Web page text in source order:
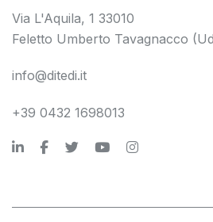
Via L'Aquila, 1 33010
Feletto Umberto Tavagnacco
info@ditedi.it
+39 0432 1698013